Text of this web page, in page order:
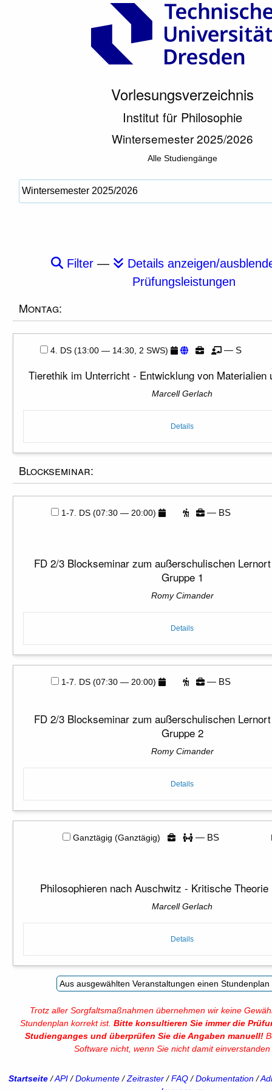
Vorlesungsverzeichnis
Institut für Philosophie
Wintersemester 2025/2026
Alle Studiengänge
Filter —
Details anzeigen/
Prüfungsleistungen
Montag:
4. DS (13:00 — 14:30, 2 SWS) — S
Tierethik im Unterricht - Entwicklung von Materialien
Marcell Gerlach
Details
Blockseminar:
1-7. DS (07:30 — 20:00) — BS
FD 2/3 Blockseminar zum außerschulischen
Gruppe 1
Romy Cimander
Details
1-7. DS (07:30 — 20:00) — BS
FD 2/3 Blockseminar zum außerschulischen
Gruppe 2
Romy Cimander
Details
Ganztägig (Ganztägig) — BS
Philosophieren nach Auschwitz - Kritische Theorie
Marcell Gerlach
Details
Trotz aller Sorgfaltsmaßnahmen übernehmen wir keine
Stundenplan korrekt ist. Bitte konsultieren Sie immer die
Studienganges und überprüfen Sie die Angaben manuell!
Software nicht, wenn Sie nicht damit einverstanden
Startseite/API/Dokumente/Zeitraster/FAQ/Dokumentation/